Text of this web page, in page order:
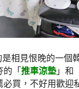
是相見恨晚的一個
的「 推車涼墊」和
必買，不好用歡迎